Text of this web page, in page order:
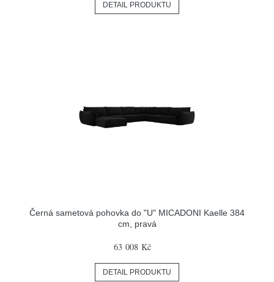
DETAIL PRODUKTU
Černá sametová pohovka do "U" MICADONI Kaelle 384
cm, pravá
63 008 Kč
DETAIL PRODUKTU